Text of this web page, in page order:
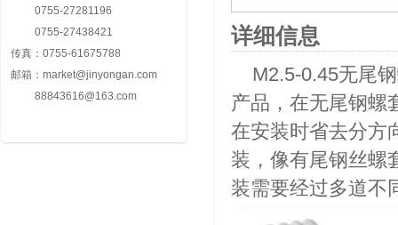
0755-27281196
0755-27438421
传真： 0755-61675788
邮箱： market@jinyongan.com
88843616@163.com
详细信息
M2.5-0.45无尾钢
产品，在无尾钢螺
在安装时省去分方
装，像有尾钢丝螺
装需要经过多道不